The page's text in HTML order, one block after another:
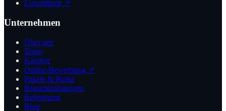
Luxemburg ↗
Unternehmen
Über uns
Team
Karriere
Online-Bewerbung ↗
Pakete & Preise
Branchenlösungen
Referenzen
Blog